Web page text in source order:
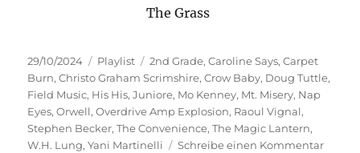
The Grass
Veröffentlicht
am
29/10/2024 Kategorien
Playlist Schlagwörter
2nd Grade,Caroline Says,Carpet
Burn,Christo Graham Scrimshire,Crow Baby, Doug Tuttle,
Field Music, His His,Juniore, Mo Kenney, Mt. Misery, Nap
Eyes,Orwell,Overdrive Amp Explosion, Raoul Vignal,
Stephen Becker,The Convenience,The Magic Lantern,
W.H. Lung,Yani Martinelli Schreibe einen Kommentarzu